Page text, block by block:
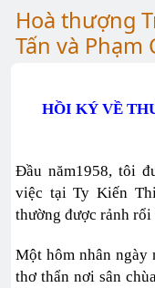
Hoà thượng
Tấn và Phạm
HỒI KÝ VỀ
Đầu năm1958, tôi
việc tại Ty Kiến
thường được rảnh
Một hôm nhân
thơ thẩn nơi sân